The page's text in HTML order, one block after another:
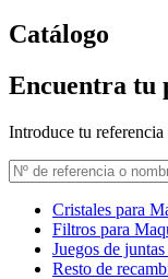
Catálogo
Encuentra tu
Introduce tu
Cristales para
Filtros para
Juegos de
Resto de